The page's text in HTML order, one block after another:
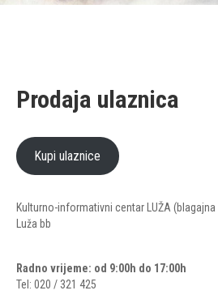
Prodaja ulaznica
Kupi ulaznice
Kulturno-informativni centar LUŽA
Luža bb
Radno vrijeme: od 9:00h do 17:00h
Tel: 020 / 321 425